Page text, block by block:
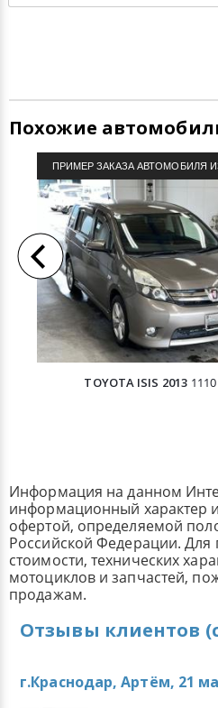
Похожие
ПРИМЕР ЗАКАЗА АВТОМОБИЛЯ
TOYOTA ISIS 2013
Информация на данном
информационный характер
офертой, определяемой
Российской Федерации.
стоимости, технических
мотоциклов и запчастей,
продажам.
Отзывы клиентов
г.Краснодар, Артём, 21